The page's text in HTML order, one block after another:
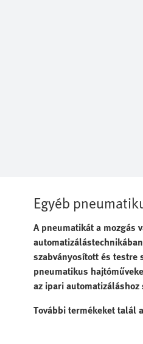
Egyéb
A pneumatikát a mozgás
szabványosított és
pneumatikus
az ipari
További termékeket talál